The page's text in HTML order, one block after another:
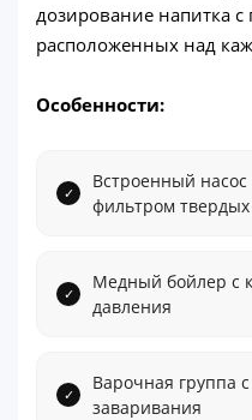
дозирование напитка
расположенных над
Особенности:
Встроенный
фильтром
Медный бойлер с
давления
Варочная группа
заваривания